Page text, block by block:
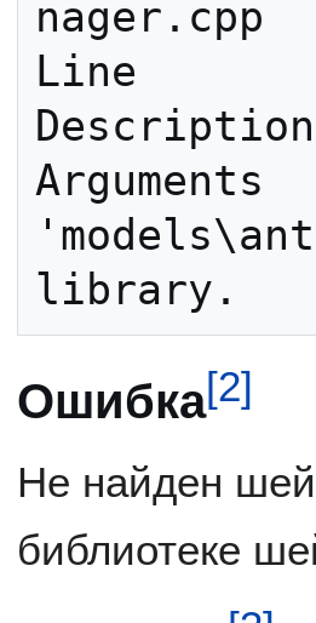
nager.cpp
Line
Arguments
Ошибка[2]
Не найден
библиотеке